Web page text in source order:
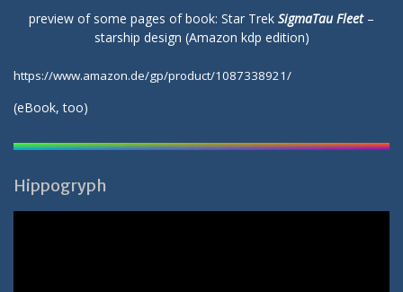
preview of some pages of book: Star Trek SigmaTau Fleet–
starship design (Amazon kdp edition)
https://www.amazon.de/gp/product/1087338921/
(eBook, too)
Hippogryph